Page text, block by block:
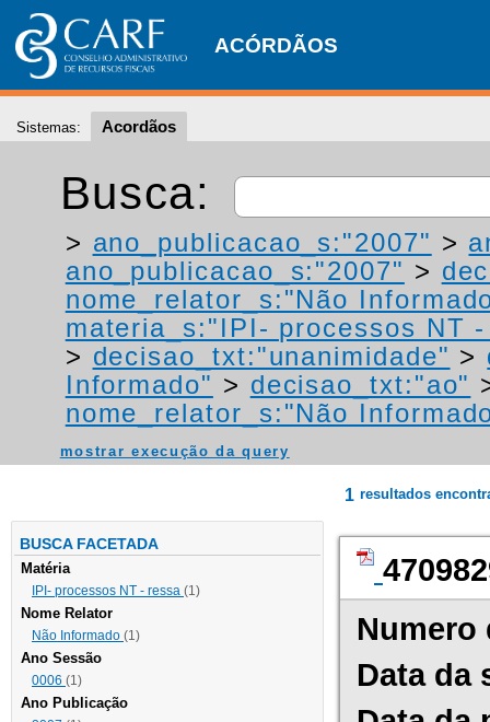
ACÓRDÃOS
Sistemas: Acordãos
Busca:
> ano_publicacao_s:"2007" >
ano_publicacao_s:"2007" >
nome_relator_s:"Não
materia_s:"IPI- processos NT
> decisao_txt:"unanimidade" >
Informado" > decisao_txt:"ao"
nome_relator_s:"Não
mostrar execução da query
BUSCA FACETADA
Matéria
IPI- processos NT - ressa (1)
Nome Relator
Não Informado (1)
Ano Sessão
0006 (1)
Ano Publicação
1 resultados
Numero
Data da